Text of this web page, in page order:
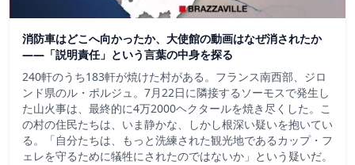
消防車はどこへ向かったか、大使館の動画はなぜ消されたか
——「説明責任」という言葉の中身を探る
240軒のうち183軒が焼けた村がある。フランス南西部、ジロ
ンド県のル・ポルジュ。7月22日に隣接するソーモスで発生し
た山火事は、最終的に4万2000ヘクタールを焼き尽くした。こ
の村の住民たちは、いま静かな、しかし根深い疑いを抱いてい
る。「自分たちは、もっと洗練された観光地であるカップ・フ
ェレを守るために犠牲にされたのではないか」という疑いだ。